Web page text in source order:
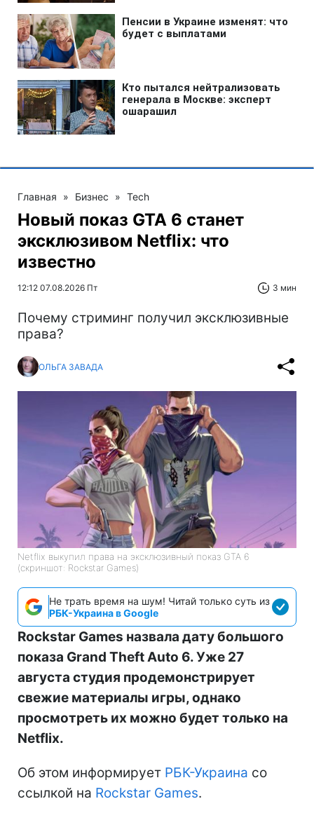
Главная » Бизнес » Tech
Новый показ GTA 6 станет
эксклюзивом Netflix: что
известно
12:12 07.08.2026 Пт 3 мин
Почему стриминг получил эксклюзивные
права?
ОЛЬГА ЗАВАДА
Netflix выкупил права на эксклюзивный показ GTA 6
(скриншот: Rockstar Games)
Не трать время на шум! Читай только суть из
РБК-Украина в Google
Rockstar Games назвала дату большого
показа Grand Theft Auto 6. Уже 27
августа студия продемонстрирует
свежие материалы игры, однако
просмотреть их можно будет только на
Netflix.
Об этом информирует РБК-Украина со
ссылкой на Rockstar Games.